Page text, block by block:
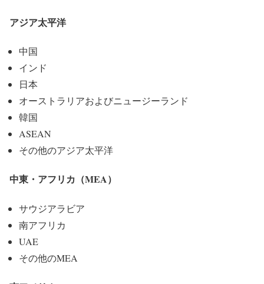
アジア太平洋
中国
インド
日本
オーストラリアおよびニュージーランド
韓国
ASEAN
その他のアジア太平洋
中東・アフリカ（MEA）
サウジアラビア
南アフリカ
UAE
その他のMEA